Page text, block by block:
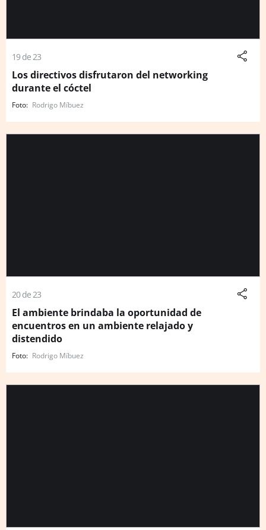
19 de 23
Los directivos disfrutaron del networking
durante el cóctel
Rodrigo Míbuez
20 de 23
El ambiente brindaba la oportunidad de
encuentros en un ambiente relajado y
distendido
Rodrigo Míbuez